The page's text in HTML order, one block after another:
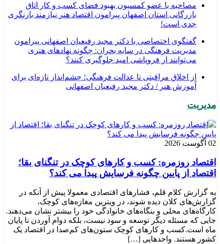
مصاحبه با عضو کمسیون بهبود فضای کسب و کار اتاق
بازرگانی استان اصفهان پیرامون اقتصاد هنر نیازمند بازنگری
جدی است!
گفتگوی اختصاصی با دکتر مجید رفیعیان اصفهانی پیرامون
مدیریت فرهنگی در سایه بحران: چگونه نهادهای هنری
می‌توانند از فروپاشی امید جلوگیری کنند؟
از اخلاق مراقبتی تا عدالت فرهنگی؛ چشم‌انداز تازه‌ای برای
آموزش هنر / دکتر مجید رفیعیان اصفهانی
مدیریت
02 آگوست 2026
اقتصاد روزمره: کسب‌ و کارهای کوچک در تنگنای بقا؛
اقتصاد از پایین چگونه فرسایش پیدا می کند؟
به گزارش کلام قلم، فشارهای اقتصادی معمولا پیش از آنکه در
گزارش‌های کلان دیده شوند، در ویترین مغازه‌های کوچک،
کارگاه‌های محلی و بنگاه‌های خانوادگی خود را بیشتر نشان می‌دهند.
جایی که مسئله دیگر توسعه و سود نیست، بلکه دوام آوردن تا پایان
ماه است.کسب‌ و کارهای کوچک ستون‌های کم‌صدا در اقتصاد یک
کشور هستند. واحدهایی […]